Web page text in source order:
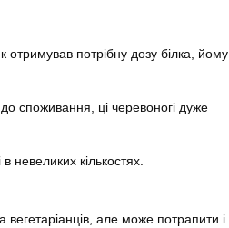
отримував потрібну дозу білка, йому
споживання, ці черевоногі дуже
кількостях.
але може потрапити і